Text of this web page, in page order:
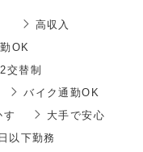
高収入
OK
2交替制
バイク通勤OK
す
大手で安心
以下勤務